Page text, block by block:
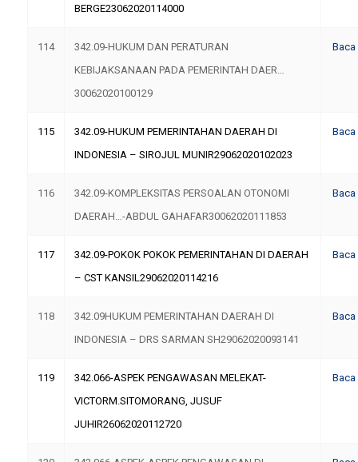
BERGE23062020114000
114
342.09-HUKUM DAN PERATURAN
KEBIJAKSANAAN PADA PEMERINTAH DAER…
30062020100129
Baca
115
342.09-HUKUM PEMERINTAHAN DAERAH DI
INDONESIA – SIROJUL MUNIR29062020102023
Baca
116
342.09-KOMPLEKSITAS PERSOALAN OTONOMI
DAERAH…-ABDUL GAHAFAR30062020111853
Baca
117
342.09-POKOK POKOK PEMERINTAHAN DI DAERAH
– CST KANSIL29062020114216
Baca
118
342.09HUKUM PEMERINTAHAN DAERAH DI
INDONESIA – DRS SARMAN SH29062020093141
Baca
119
342.066-ASPEK PENGAWASAN MELEKAT-
VICTORM.SITOMORANG, JUSUF
JUHIR26062020112720
Baca